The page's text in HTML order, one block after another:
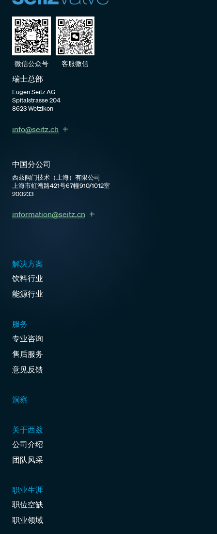
微信公众号 客服微信
瑞士总部
Eugen Seitz AG
Spitalstrasse 204
8623 Wetzikon
info@seitz.ch
中国分公司
西兹阀门技术（上海）有限公司
上海市虹漕路421号67幢910/1012室
200233
information@seitz.cn
解决方案
饮料行业
能源行业
服务
专业咨询
售后服务
意见反馈
洞察
关于西兹
公司介绍
团队风采
职业生涯
职位空缺
职业领域